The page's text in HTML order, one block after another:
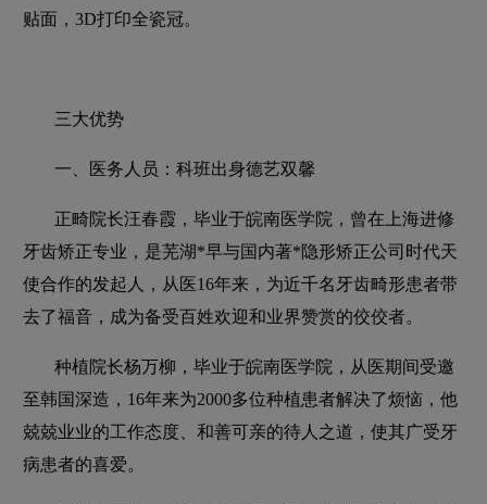
贴面，3D打印全瓷冠。
三大优势
一、医务人员：科班出身德艺双馨
正畸院长汪春霞，毕业于皖南医学院，曾在上海进修
牙齿矫正专业，是芜湖*早与国内著*隐形矫正公司时代天
使合作的发起人，从医16年来，为近千名牙齿畸形患者带
去了福音，成为备受百姓欢迎和业界赞赏的佼佼者。
种植院长杨万柳，毕业于皖南医学院，从医期间受邀
至韩国深造，16年来为2000多位种植患者解决了烦恼，他
兢兢业业的工作态度、和善可亲的待人之道，使其广受牙
病患者的喜爱。